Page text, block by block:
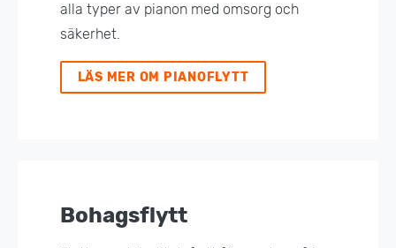
alla typer av pianon med omsorg och
säkerhet.
LÄS MER OM PIANOFLYTT
Bohagsflytt